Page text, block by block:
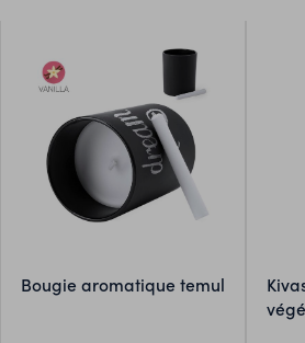
bougie aromatique temul
kivas, bougie en cire